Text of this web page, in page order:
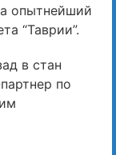
опытнейший
“Таврии”.
в стан
по